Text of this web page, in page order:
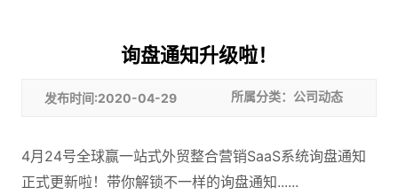
询盘通知升级啦！
发布时间:2020-04-29 所属分类：公司动态
4月24号全球赢一站式外贸整合营销SaaS系统询盘通知
正式更新啦！带你解锁不一样的询盘通知......